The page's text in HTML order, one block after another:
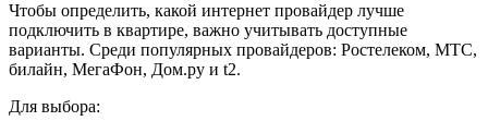
Чтобы определить, какой интернет провайдер лучше
подключить в квартире, важно учитывать доступные
варианты. Среди популярных провайдеров: Ростелеком, МТС,
билайн, МегаФон, Дом.ру и t2.
Для выбора: